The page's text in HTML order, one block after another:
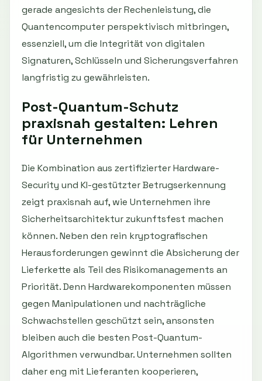
gerade angesichts der Rechenleistung, die
Quantencomputer perspektivisch mitbringen,
essenziell, um die Integrität von digitalen
Signaturen, Schlüsseln und Sicherungsverfahren
langfristig zu gewährleisten.
Post-Quantum-Schutz
praxisnah gestalten: Lehren
für Unternehmen
Die Kombination aus zertifizierter Hardware-
Security und KI-gestützter Betrugserkennung
zeigt praxisnah auf, wie Unternehmen ihre
Sicherheitsarchitektur zukunftsfest machen
können. Neben den rein kryptografischen
Herausforderungen gewinnt die Absicherung der
Lieferkette als Teil des Risikomanagements an
Priorität. Denn Hardwarekomponenten müssen
gegen Manipulationen und nachträgliche
Schwachstellen geschützt sein, ansonsten
bleiben auch die besten Post-Quantum-
Algorithmen verwundbar. Unternehmen sollten
daher eng mit Lieferanten kooperieren,